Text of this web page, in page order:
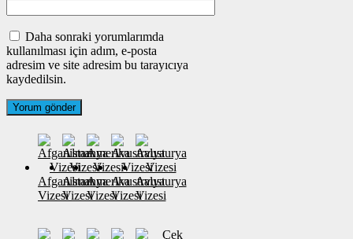
Daha sonraki yorumlarımda
kullanılması için adım, e-posta
adresim ve site adresim bu tarayıcıya
kaydedilsin.
Afganistan
Vizesi
Almanya
Vizesi
Amerika
Vizesi
Avustralya
Vizesi
Avusturya
Vizesi